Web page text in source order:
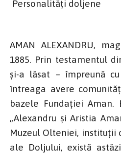
Personalități doljene
AMAN ALEXANDRU,
1885. Prin testamentul
și-a lăsat – împreună
întreaga avere
bazele Fundației Aman.
„Alexandru și Aristia
Muzeul Olteniei, instituții
ale Doljului, există